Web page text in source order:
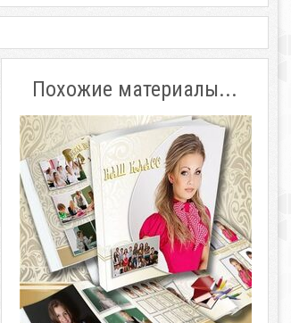
Похожие материалы...